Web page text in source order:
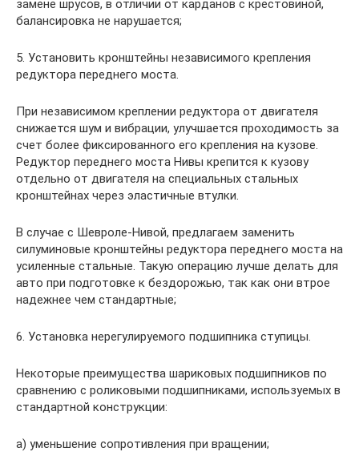
замене шрусов, в отличии от карданов с крестовиной,
балансировка не нарушается;
5. Установить кронштейны независимого крепления
редуктора переднего моста.
При независимом креплении редуктора от двигателя
снижается шум и вибрации, улучшается проходимость за
счет более фиксированного его крепления на кузове.
Редуктор переднего моста Нивы крепится к кузову
отдельно от двигателя на специальных стальных
кронштейнах через эластичные втулки.
В случае с Шевроле-Нивой, предлагаем заменить
силуминовые кронштейны редуктора переднего моста на
усиленные стальные. Такую операцию лучше делать для
авто при подготовке к бездорожью, так как они втрое
надежнее чем стандартные;
6. Установка нерегулируемого подшипника ступицы.
Некоторые преимущества шариковых подшипников по
сравнению с роликовыми подшипниками, используемых в
стандартной конструкции:
а) уменьшение сопротивления при вращении;